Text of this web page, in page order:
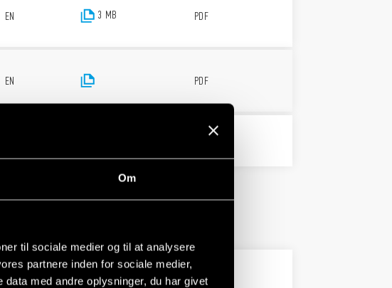
Om
til sociale medier og til at analysere
partnere inden for sociale medier,
med andre oplysninger, du har givet
EN 3 MB PDF
EN PDF
EN PDF